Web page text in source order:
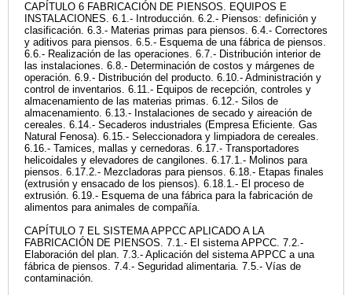
CAPÍTULO 6 FABRICACIÓN DE PIENSOS. EQUIPOS E
INSTALACIONES. 6.1.- Introducción. 6.2.- Piensos: definición y
clasificación. 6.3.- Materias primas para piensos. 6.4.- Correctores
y aditivos para piensos. 6.5.- Esquema de una fábrica de piensos.
6.6.- Realización de las operaciones. 6.7.- Distribución interior de
las instalaciones. 6.8.- Determinación de costos y márgenes de
operación. 6.9.- Distribución del producto. 6.10.- Administración y
control de inventarios. 6.11.- Equipos de recepción, controles y
almacenamiento de las materias primas. 6.12.- Silos de
almacenamiento. 6.13.- Instalaciones de secado y aireación de
cereales. 6.14.- Secaderos industriales (Empresa Eficiente. Gas
Natural Fenosa). 6.15.- Seleccionadora y limpiadora de cereales.
6.16.- Tamices, mallas y cernedoras. 6.17.- Transportadores
helicoidales y elevadores de cangilones. 6.17.1.- Molinos para
piensos. 6.17.2.- Mezcladoras para piensos. 6.18.- Etapas finales
(extrusión y ensacado de los piensos). 6.18.1.- El proceso de
extrusión. 6.19.- Esquema de una fábrica para la fabricación de
alimentos para animales de compañía.
CAPÍTULO 7 EL SISTEMA APPCC APLICADO A LA
FABRICACIÓN DE PIENSOS. 7.1.- El sistema APPCC. 7.2.-
Elaboración del plan. 7.3.- Aplicación del sistema APPCC a una
fábrica de piensos. 7.4.- Seguridad alimentaria. 7.5.- Vías de
contaminación.